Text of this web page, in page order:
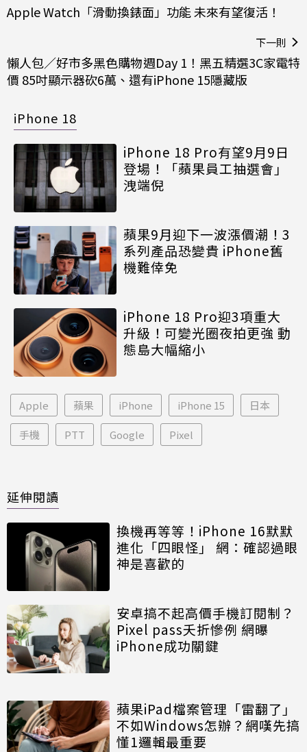
Apple Watch「滑動換錶面」功能 未來有望復活！
下一則
懶人包／好市多黑色購物週Day 1！黑五精選3C家電特
價 85吋顯示器砍6萬、還有iPhone 15隱藏版
iPhone 18
iPhone 18 Pro有望9月9日
登場！「蘋果員工抽選會」
洩端倪
蘋果9月迎下一波漲價潮！3
系列產品恐變貴 iPhone舊
機難倖免
iPhone 18 Pro迎3項重大
升級！可變光圈夜拍更強 動
態島大幅縮小
Apple 蘋果 iPhone iPhone 15 日本
手機 PTT Google Pixel
延伸閱讀
換機再等等！iPhone 16默默
進化「四眼怪」 網：確認過眼
神是喜歡的
安卓搞不起高價手機訂閱制？
Pixel pass夭折慘例 網曝
iPhone成功關鍵
蘋果iPad檔案管理「雷翻了」
不如Windows怎辦？網嘆先搞
懂1邏輯最重要